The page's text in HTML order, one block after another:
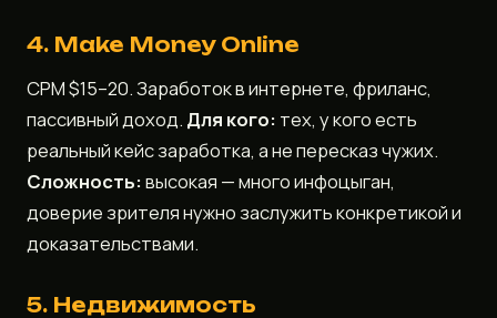
4. Make Money Online
CPM $15–20. Заработок в интернете, фриланс,
пассивный доход. Для кого: тех, у кого есть
реальный кейс заработка, а не пересказ чужих.
Сложность:высокая — много инфоцыган,
доверие зрителя нужно заслужить конкретикой и
доказательствами.
5. Недвижимость